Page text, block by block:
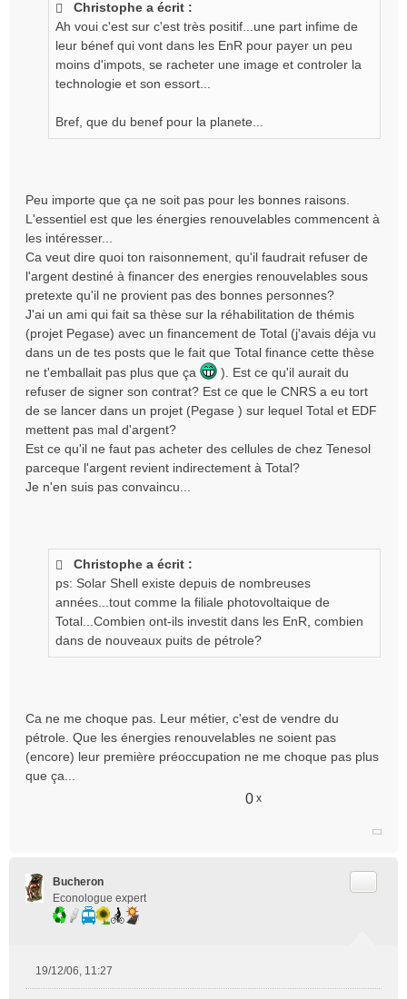
Christophe a écrit :
Ah voui c'est sur c'est très positif...une part infime de
leur bénef qui vont dans les EnR pour payer un peu
moins d'impots, se racheter une image et controler la
technologie et son essort...
Bref, que du benef pour la planete...
Peu importe que ça ne soit pas pour les bonnes raisons.
L'essentiel est que les énergies renouvelables commencent à
les intéresser...
Ca veut dire quoi ton raisonnement, qu'il faudrait refuser de
l'argent destiné à financer des energies renouvelables sous
pretexte qu'il ne provient pas des bonnes personnes?
J'ai un ami qui fait sa thèse sur la réhabilitation de thémis
(projet Pegase) avec un financement de Total (j'avais déja vu
dans un de tes posts que le fait que Total finance cette thèse
ne t'emballait pas plus que ça
). Est ce qu'il aurait du
refuser de signer son contrat? Est ce que le CNRS a eu tort
de se lancer dans un projet (Pegase ) sur lequel Total et EDF
mettent pas mal d'argent?
Est ce qu'il ne faut pas acheter des cellules de chez Tenesol
parceque l'argent revient indirectement à Total?
Je n'en suis pas convaincu...
Christophe a écrit :
ps: Solar Shell existe depuis de nombreuses
années...tout comme la filiale photovoltaique de
Total...Combien ont-ils investit dans les EnR, combien
dans de nouveaux puits de pétrole?
Ca ne me choque pas. Leur métier, c'est de vendre du
pétrole. Que les énergies renouvelables ne soient pas
(encore) leur première préoccupation ne me choque pas plus
que ça...
0 x
Bucheron
Econologue expert
19/12/06, 11:27